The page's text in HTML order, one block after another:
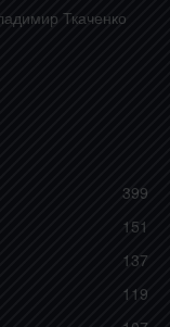
Ткаченко
399
151
137
119